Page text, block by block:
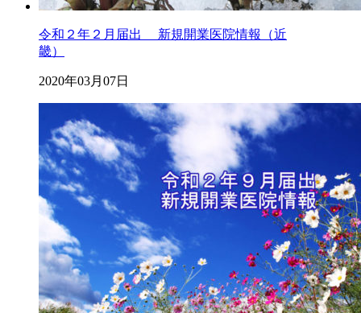
令和２年２月届出 新規開業医院情報（近
畿）
2020年03月07日